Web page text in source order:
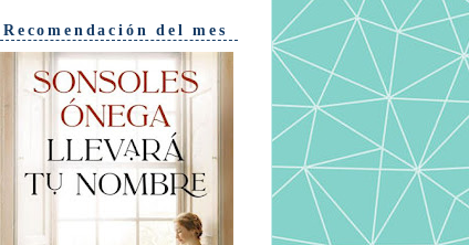
Recomendación del mes